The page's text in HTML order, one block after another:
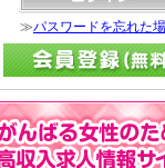
≫パスワードを忘れた